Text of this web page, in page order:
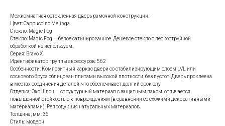
Межкомнатная остекленная дверь рамочной конструкции.
Цвет: Cappuccino Melinga
Стекло: Magic Fog
Стекло: Magic Fog — белое сатинированное. Дешевое стекло с пескоструйной
обработкой не используем.
Серия: Bravo X
Идентификатор группы аксессуров: 562
Особенности: Композитный каркас двери со стабилизирующим слоем LVL или
соснового бруса облицован плитами высокой плотности, без пустот. Дверь проклеена
в местах соединения деталей, что обеспечивает долгий срок слу
Отделка: Эко Шпон — структурный материал с защитным лаком, отличается
повышенной стойкостью к повреждениям (в сравнении со схожими декоративными
материалами). Репродукция натуральных материалов.
Толщина, мм: 36
Стиль: модерн